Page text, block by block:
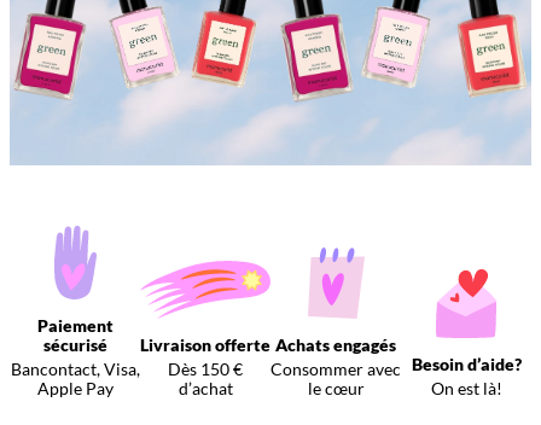
Paiement
sécurisé
Bancontact, Visa,
Apple Pay
Livraison offerte
Dès 150 €
d’achat
Achats engagés
Consommer avec
le cœur
Besoin d’aide?
On est là!